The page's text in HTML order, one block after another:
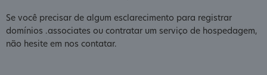
Se você precisar de algum esclarecimento para registrar
domínios .associates ou contratar um serviço de hospedagem,
não hesite em nos contatar.